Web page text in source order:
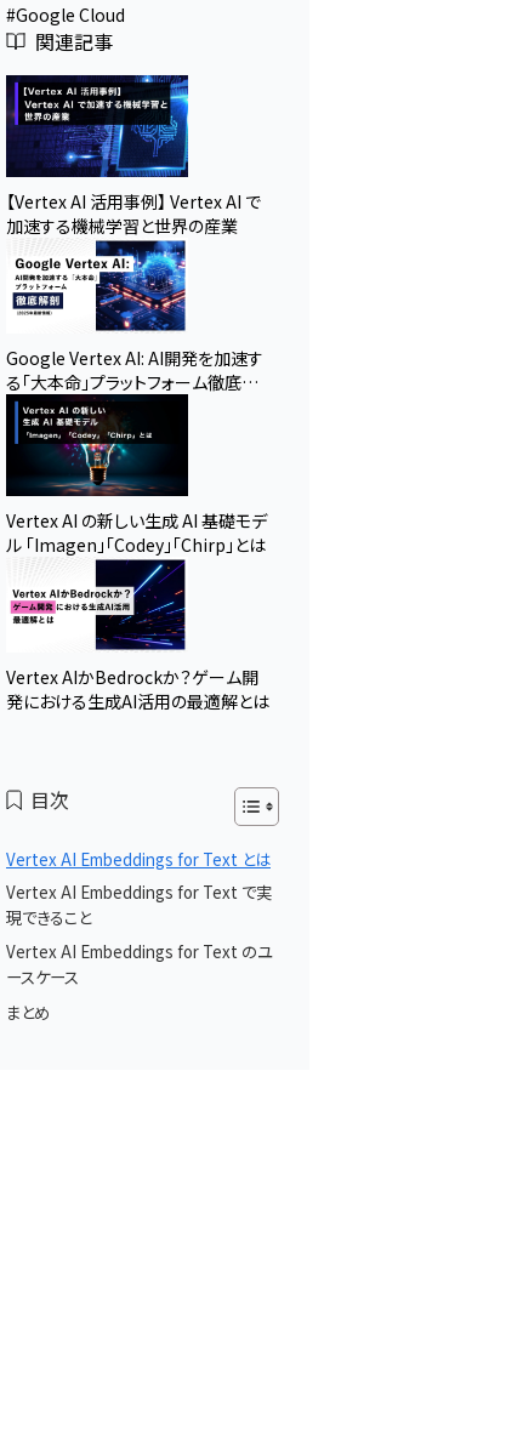
Google Cloud
関連記事
【Vertex AI 活用事例】 Vertex AI で
加速する機械学習と世界の産業
Google Vertex AI: AI開発を加速す
る「大本命」プラットフォーム徹底解
剖 (2025年最新情報)
Vertex AI の新しい生成 AI 基礎モデ
ル 「Imagen」「Codey」「Chirp」とは
Vertex AIかBedrockか？ゲーム開
発における生成AI活用の最適解とは
目次
Vertex AI Embeddings for Text とは
Vertex AI Embeddings for Text で実
現できること
Vertex AI Embeddings for Text のユ
ースケース
まとめ